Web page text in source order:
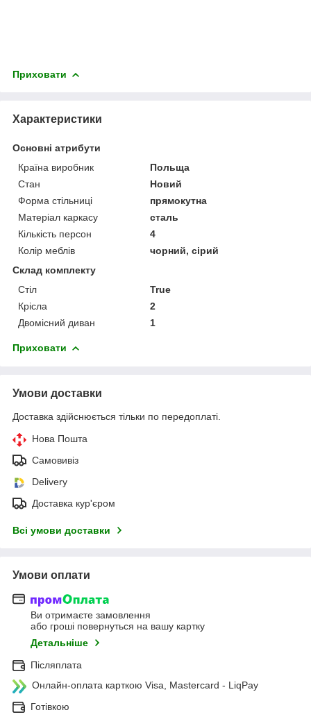
Приховати
Характеристики
Основні атрибути
Країна виробник
Польща
Стан
Новий
Форма стільниці
прямокутна
Матеріал каркасу
сталь
Кількість персон
4
Колір меблів
чорний, сірий
Склад комплекту
Стіл
True
Крісла
2
Двомісний диван
1
Приховати
Умови доставки
Доставка здійснюється тільки по передоплаті.
Нова Пошта
Самовивіз
Delivery
Доставка кур'єром
Всі умови доставки
Умови оплати
Ви отримаєте замовлення
або гроші повернуться на вашу картку
Детальніше
Післяплата
Онлайн-оплата карткою Visa, Mastercard - LiqPay
Готівкою